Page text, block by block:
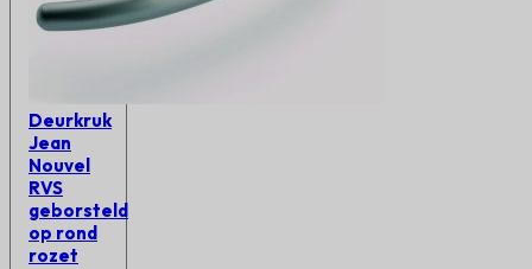
Deurkruk
Jean
Nouvel
RVS
geborsteld
op rond
rozet